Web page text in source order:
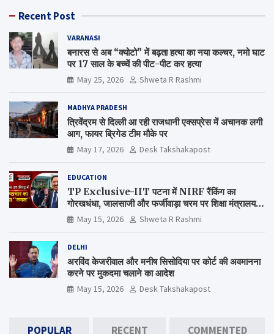
Recent Post
VARANASI
बनारस से अब “क्योटो” में बढ़ता हत्या का नया कल्चर, नमो घाट
पर 17 साल के बच्चें की पीट-पीट कर हत्या
May 25, 2026 Shweta R Rashmi
MADHYA PRADESH
त्रिवेंद्रम से दिल्ली आ रही राजधानी एक्सप्रेस में अचानक लगी
आग, फायर ब्रिगेड टीम मौके पर
May 17, 2026 Desk Takshakapost
EDUCATION
TP Exclusive-IIT पटना में NIRF रैंकिंग का
गोरखधंधा, जालसाजी और फर्जीवाड़ा चरम पर शिक्षा मंत्रालय
कब जागेगा ?
May 15, 2026 Shweta R Rashmi
DELHI
अरविंद केजरीवाल और मनीष सिसोदिया पर कोर्ट की अवमानना
करने पर मुकदमा चलाने का आदेश
May 15, 2026 Desk Takshakapost
POPULAR RECENT COMMENTED